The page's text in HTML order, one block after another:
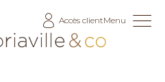
Accès clientMenu